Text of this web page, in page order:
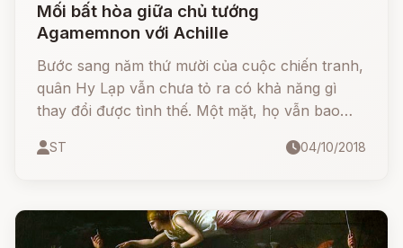
Mối bất hòa giữa chủ tướng
Agamemnon với Achille
Bước sang năm thứ mười của cuộc chiến tranh,
quân Hy Lạp vẫn chưa tỏ ra có khả năng gì
thay đổi được tình thế. Một mặt, họ vẫn bao
đánh phá cướp bóc những vùng chung quanh
ST 04/10/2018